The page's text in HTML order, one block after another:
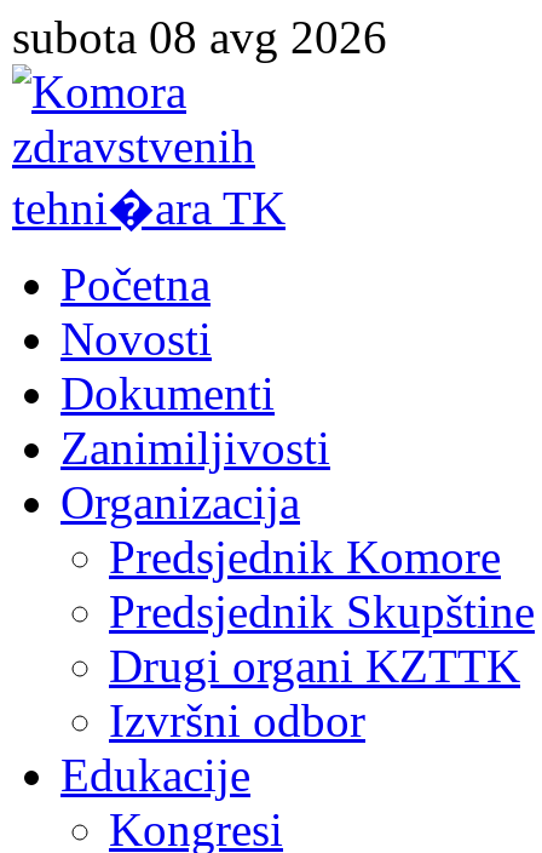
subota 08 avg 2026
Početna
Novosti
Dokumenti
Zanimiljivosti
Organizacija
Predsjednik Komore
Predsjednik Skupštine
Drugi organi KZTTK
Izvršni odbor
Edukacije
Kongresi